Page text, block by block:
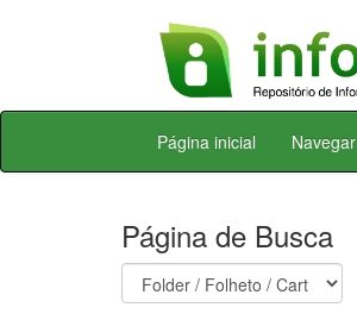
Skip
Página inicial Navegar
Página de Busca